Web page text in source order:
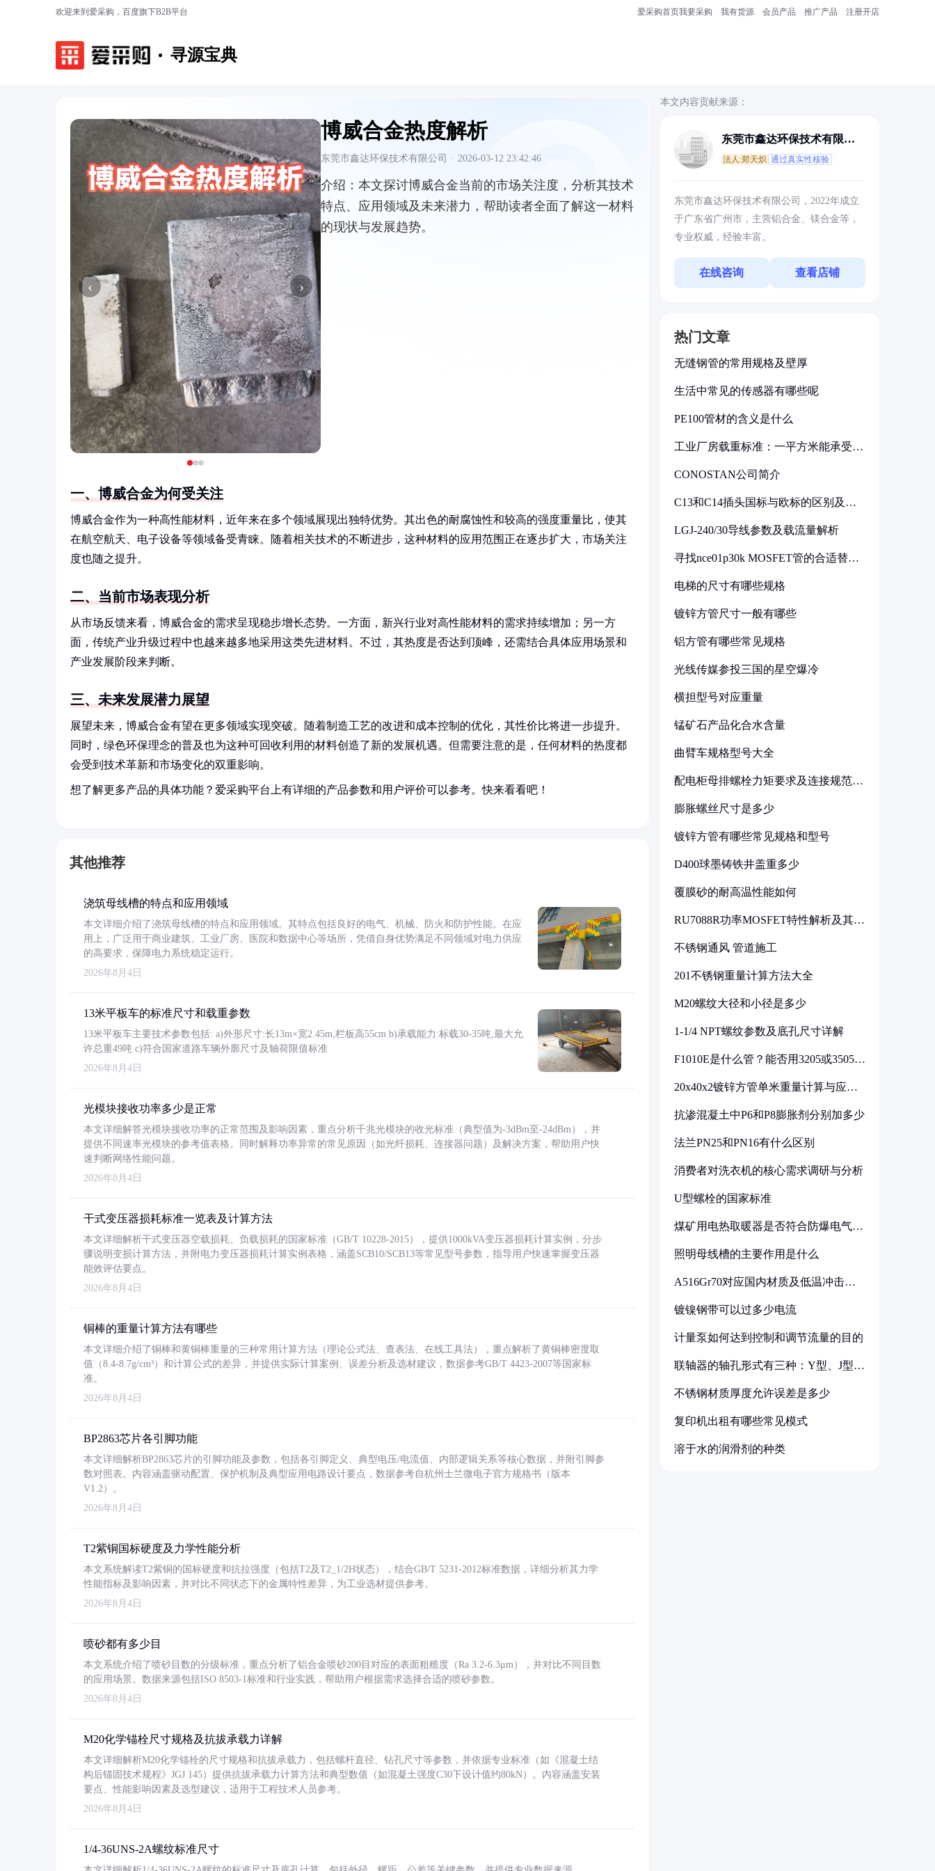
欢迎来到爱采购，百度旗下B2B平台 爱采购首页我要采购 我有货源 会员产品 推广产品 注册开店
寻源宝典
‹ ›
博威合金热度解析
东莞市鑫达环保技术有限公司 · 2026-03-12 23:42:46
介绍： 本文探讨博威合金当前的市场关注度，分析其技术
特点、应用领域及未来潜力，帮助读者全面了解这一材料
的现状与发展趋势。
一、博威合金为何受关注
博威合金作为一种高性能材料，近年来在多个领域展现出独特优势。其出色的耐腐蚀性和较高的强度重量比，使其
在航空航天、电子设备等领域备受青睐。随着相关技术的不断进步，这种材料的应用范围正在逐步扩大，市场关注
度也随之提升。
二、当前市场表现分析
从市场反馈来看，博威合金的需求呈现稳步增长态势。一方面，新兴行业对高性能材料的需求持续增加；另一方
面，传统产业升级过程中也越来越多地采用这类先进材料。不过，其热度是否达到顶峰，还需结合具体应用场景和
产业发展阶段来判断。
三、未来发展潜力展望
展望未来，博威合金有望在更多领域实现突破。随着制造工艺的改进和成本控制的优化，其性价比将进一步提升。
同时，绿色环保理念的普及也为这种可回收利用的材料创造了新的发展机遇。但需要注意的是，任何材料的热度都
会受到技术革新和市场变化的双重影响。
想了解更多产品的具体功能？爱采购平台上有详细的产品参数和用户评价可以参考。快来看看吧！
其他推荐
浇筑母线槽的特点和应用领域
本文详细介绍了浇筑母线槽的特点和应用领域。其特点包括良好的电气、机械、防火和防护性能。在应
用上，广泛用于商业建筑、工业厂房、医院和数据中心等场所，凭借自身优势满足不同领域对电力供应
的高要求，保障电力系统稳定运行。
2026年8月4日
13米平板车的标准尺寸和载重参数
13米平板车主要技术参数包括: a)外形尺寸:长13m×宽2.45m,栏板高55cm b)承载能力:标载30-35吨,最大允
许总重49吨 c)符合国家道路车辆外廓尺寸及轴荷限值标准
2026年8月4日
光模块接收功率多少是正常
本文详细解答光模块接收功率的正常范围及影响因素，重点分析千兆光模块的收光标准（典型值为-3dBm至-24dBm），并
提供不同速率光模块的参考值表格。同时解释功率异常的常见原因（如光纤损耗、连接器问题）及解决方案，帮助用户快
速判断网络性能问题。
2026年8月4日
干式变压器损耗标准一览表及计算方法
本文详细解析干式变压器空载损耗、负载损耗的国家标准（GB/T 10228-2015），提供1000kVA变压器损耗计算实例，分步
骤说明变损计算方法，并附电力变压器损耗计算实例表格，涵盖SCB10/SCB13等常见型号参数，指导用户快速掌握变压器
能效评估要点。
2026年8月4日
铜棒的重量计算方法有哪些
本文详细介绍了铜棒和黄铜棒重量的三种常用计算方法（理论公式法、查表法、在线工具法），重点解析了黄铜棒密度取
值（8.4-8.7g/cm³）和计算公式的差异，并提供实际计算案例、误差分析及选材建议，数据参考GB/T 4423-2007等国家标
准。
2026年8月4日
BP2863芯片各引脚功能
本文详细解析BP2863芯片的引脚功能及参数，包括各引脚定义、典型电压/电流值、内部逻辑关系等核心数据，并附引脚参
数对照表。内容涵盖驱动配置、保护机制及典型应用电路设计要点，数据参考自杭州士兰微电子官方规格书（版本
V1.2）。
2026年8月4日
T2紫铜国标硬度及力学性能分析
本文系统解读T2紫铜的国标硬度和抗拉强度（包括T2及T2_1/2H状态），结合GB/T 5231-2012标准数据，详细分析其力学
性能指标及影响因素，并对比不同状态下的金属特性差异，为工业选材提供参考。
2026年8月4日
喷砂都有多少目
本文系统介绍了喷砂目数的分级标准，重点分析了铝合金喷砂200目对应的表面粗糙度（Ra 3.2-6.3μm），并对比不同目数
的应用场景。数据来源包括ISO 8503-1标准和行业实践，帮助用户根据需求选择合适的喷砂参数。
2026年8月4日
M20化学锚栓尺寸规格及抗拔承载力详解
本文详细解析M20化学锚栓的尺寸规格和抗拔承载力，包括螺杆直径、钻孔尺寸等参数，并依据专业标准（如《混凝土结
构后锚固技术规程》JGJ 145）提供抗拔承载力计算方法和典型数值（如混凝土强度C30下设计值约80kN）。内容涵盖安装
要点、性能影响因素及选型建议，适用于工程技术人员参考。
2026年8月4日
1/4-36UNS-2A螺纹标准尺寸
本文内容贡献来源：
东莞市鑫达环保技术有限公
法人:郑天炽 通过真实性核验
东莞市鑫达环保技术有限公司，2022年成立
于广东省广州市，主营铝合金、镁合金等，
专业权威，经验丰富。
在线咨询 查看店铺
热门文章
无缝钢管的常用规格及壁厚
生活中常见的传感器有哪些呢
PE100管材的含义是什么
工业厂房载重标准：一平方米能承受多
CONOSTAN公司简介
C13和C14插头国标与欧标的区别及其
LGJ-240/30导线参数及载流量解析
寻找nce01p30k MOSFET管的合适替代
电梯的尺寸有哪些规格
镀锌方管尺寸一般有哪些
铝方管有哪些常见规格
光线传媒参投三国的星空爆冷
横担型号对应重量
锰矿石产品化合水含量
曲臂车规格型号大全
配电柜母排螺栓力矩要求及连接规范详
膨胀螺丝尺寸是多少
镀锌方管有哪些常见规格和型号
D400球墨铸铁井盖重多少
覆膜砂的耐高温性能如何
RU7088R功率MOSFET特性解析及其在
不锈钢通风 管道施工
201不锈钢重量计算方法大全
M20螺纹大径和小径是多少
1-1/4 NPT螺纹参数及底孔尺寸详解
F1010E是什么管？能否用3205或3505代
20x40x2镀锌方管单米重量计算与应用
抗渗混凝土中P6和P8膨胀剂分别加多少
法兰PN25和PN16有什么区别
消费者对洗衣机的核心需求调研与分析
U型螺栓的国家标准
煤矿用电热取暖器是否符合防爆电气设
照明母线槽的主要作用是什么
A516Gr70对应国内材质及低温冲击要
镀镍钢带可以过多少电流
计量泵如何达到控制和调节流量的目的
联轴器的轴孔形式有三种：Y型、J型、
不锈钢材质厚度允许误差是多少
复印机出租有哪些常见模式
溶于水的润滑剂的种类